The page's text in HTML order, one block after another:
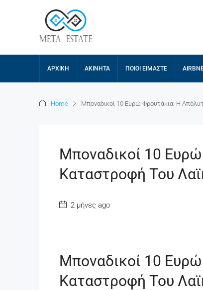
ΑΡΧΙΚΉ ΑΚΊΝΗΤΑ ΠΟΙΟΙ ΕΊΜΑΣΤΕ
Home Μποναδικοί 10 Ευρώ Φρουτάκια: Η
Μποναδικοί 10
Καταστροφή Του
2 μήνες ago
Μποναδικοί 10
Καταστροφή Του